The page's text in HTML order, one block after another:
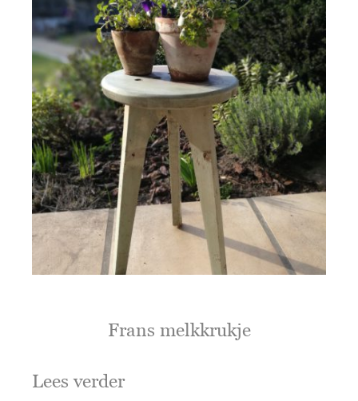
Frans melkkrukje
Lees verder